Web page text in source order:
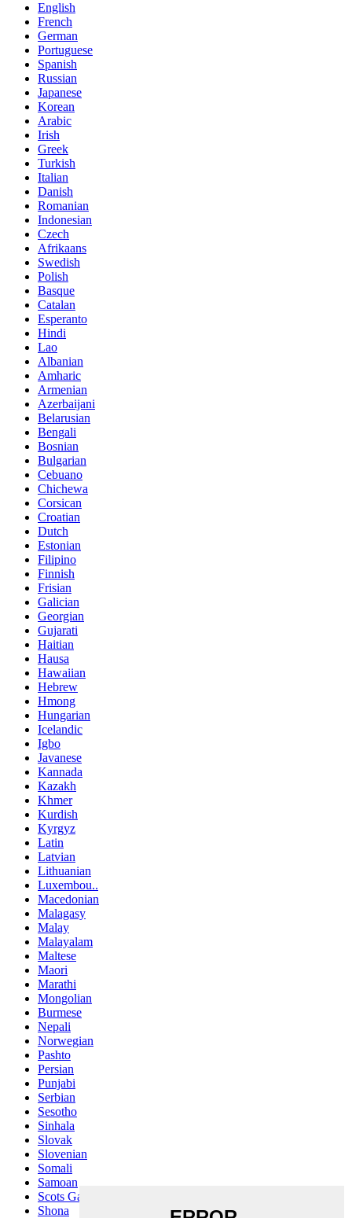
English
French
German
Portuguese
Spanish
Russian
Japanese
Korean
Arabic
Irish
Greek
Turkish
Italian
Danish
Romanian
Indonesian
Czech
Afrikaans
Swedish
Polish
Basque
Catalan
Esperanto
Hindi
Lao
Albanian
Amharic
Armenian
Azerbaijani
Belarusian
Bengali
Bosnian
Bulgarian
Cebuano
Chichewa
Corsican
Croatian
Dutch
Estonian
Filipino
Finnish
Frisian
Galician
Georgian
Gujarati
Haitian
Hausa
Hawaiian
Hebrew
Hmong
Hungarian
Icelandic
Igbo
Javanese
Kannada
Kazakh
Khmer
Kurdish
Kyrgyz
Latin
Latvian
Lithuanian
Luxembou..
Macedonian
Malagasy
Malay
Malayalam
Maltese
Maori
Marathi
Mongolian
Burmese
Nepali
Norwegian
Pashto
Persian
Punjabi
Serbian
Sesotho
Sinhala
Slovak
Slovenian
Somali
Samoan
Scots Gaelic
Shona